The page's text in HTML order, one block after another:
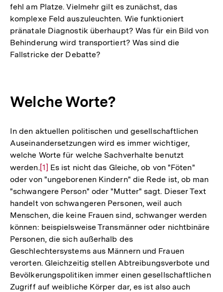
fehl am Platze. Vielmehr gilt es zunächst, das
komplexe Feld auszuleuchten. Wie funktioniert
pränatale Diagnostik überhaupt? Was für ein Bild von
Behinderung wird transportiert? Was sind die
Fallstricke der Debatte?
Welche Worte?
In den aktuellen politischen und gesellschaftlichen
Auseinandersetzungen wird es immer wichtiger,
welche Worte für welche Sachverhalte benutzt
werden.Zur
Auflösung
der
Fußnote
[1] Es ist nicht das Gleiche, ob von "Föten"
oder von "ungeborenen Kindern" die Rede ist, ob man
"schwangere Person" oder "Mutter" sagt. Dieser Text
handelt von schwangeren Personen, weil auch
Menschen, die keine Frauen sind, schwanger werden
können: beispielsweise Transmänner oder nichtbinäre
Personen, die sich außerhalb des
Geschlechtersystems aus Männern und Frauen
verorten. Gleichzeitig stellen Abtreibungsverbote und
Bevölkerungspolitiken immer einen gesellschaftlichen
Zugriff auf weibliche Körper dar, es ist also auch